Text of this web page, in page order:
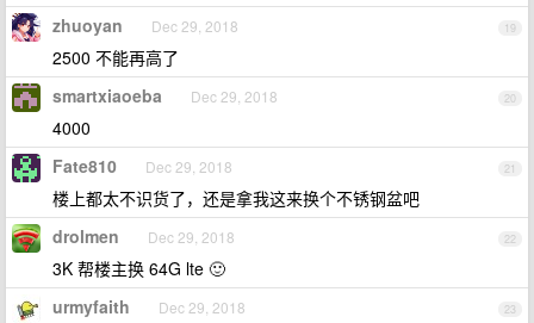
19
zhuoyan Dec 29, 2018
2500 不能再高了
20
smartxiaoeba Dec 29, 2018
4000
21
Fate810 Dec 29, 2018
楼上都太不识货了，还是拿我这来换个不锈钢盆吧
22
drolmen Dec 29, 2018
3K 帮楼主换 64G lte 🙂
23
urmyfaith Dec 29, 2018